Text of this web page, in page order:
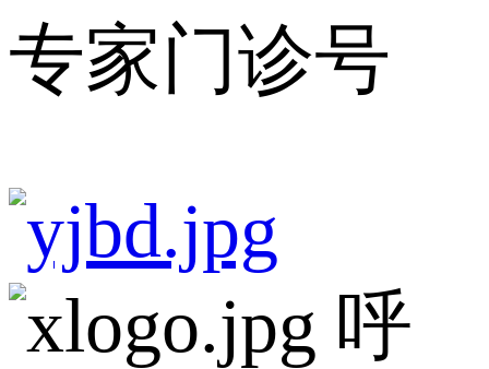
专家门诊号
呼